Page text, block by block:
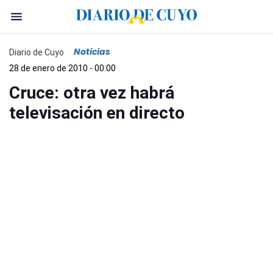
Diario de Cuyo Noticias
28 de enero de 2010 - 00:00
Cruce: otra vez habrá
televisación en directo